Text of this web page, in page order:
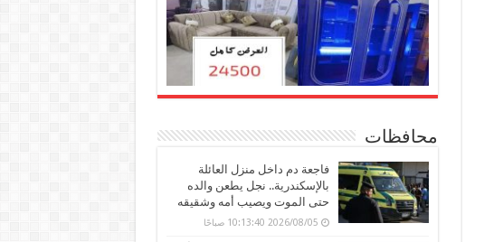
محافظات
فاجعة دم داخل منزل العائلة
بالإسكندرية.. نجل يطعن والده
حتى الموت ويصيب أمه وشقيقه
2026/08/05 10:13:40 صباحًا